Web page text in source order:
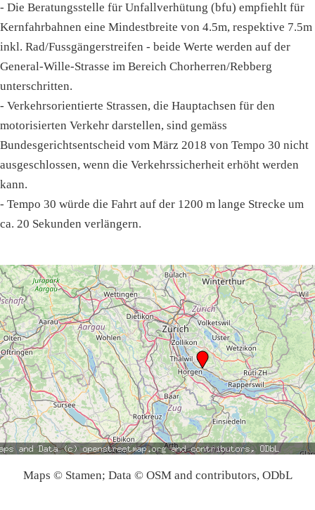
- Die Beratungsstelle für Unfallverhütung (bfu) empfiehlt für
Kernfahrbahnen eine Mindestbreite von 4.5m, respektive 7.5m
inkl. Rad/Fussgängerstreifen - beide Werte werden auf der
General-Wille-Strasse im Bereich Chorherren/Rebberg
unterschritten.
- Verkehrsorientierte Strassen, die Hauptachsen für den
motorisierten Verkehr darstellen, sind gemäss
Bundesgerichtsentscheid vom März 2018 von Tempo 30 nicht
ausgeschlossen, wenn die Verkehrssicherheit erhöht werden
kann.
- Tempo 30 würde die Fahrt auf der 1200 m lange Strecke um
ca. 20 Sekunden verlängern.
Maps © Stamen; Data © OSM and contributors, ODbL